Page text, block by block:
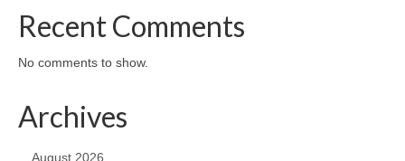
Recent Comments
No comments to show.
Archives
August 2026